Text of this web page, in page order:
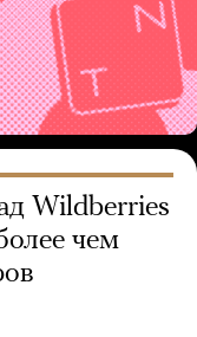
Wildberries
чем